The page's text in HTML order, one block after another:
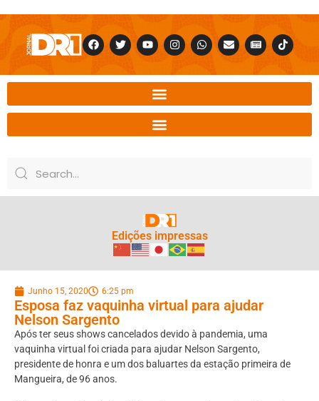
Edições impressas
Junho 15, 2020 6:25 pm
Esposa faz vaquinha virtual para ajudar
Nelson Sargento
Após ter seus shows cancelados devido à pandemia, uma
vaquinha virtual foi criada para ajudar Nelson Sargento,
presidente de honra e um dos baluartes da estação primeira de
Mangueira, de 96 anos.